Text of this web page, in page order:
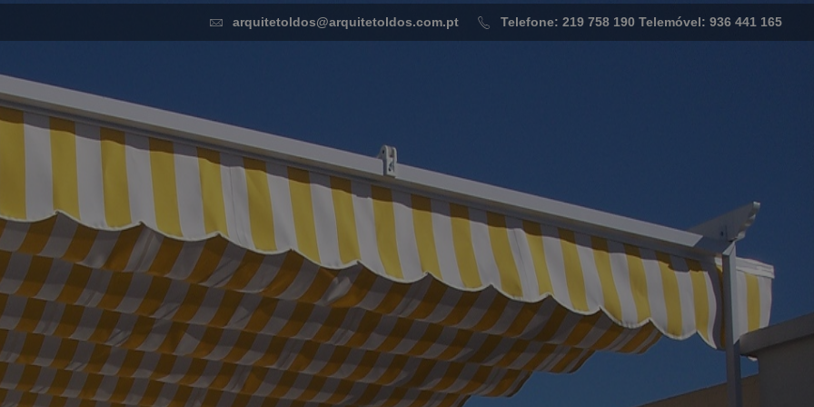
Telefone: 219 758 190 Telemóvel: 936 441 165
arquitetoldos@arquitetoldos.com.pt